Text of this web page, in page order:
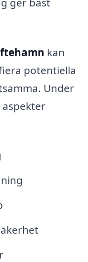
kan
potentiella
Under